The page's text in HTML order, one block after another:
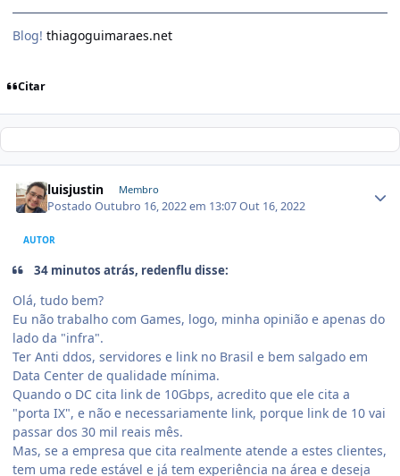
Blog! thiagoguimaraes.net
Citar
luisjustin Membro
PostadoOutubro 16, 2022 em 13:07Out 16, 2022
AUTOR
34 minutos atrás, redenflu disse:
Olá, tudo bem?
Eu não trabalho com Games, logo, minha opinião e apenas do
lado da "infra".
Ter Anti ddos, servidores e link no Brasil e bem salgado em
Data Center de qualidade mínima.
Quando o DC cita link de 10Gbps, acredito que ele cita a
"porta IX", e não e necessariamente link, porque link de 10 vai
passar dos 30 mil reais mês.
Mas, se a empresa que cita realmente atende a estes clientes,
tem uma rede estável e já tem experiência na área e deseja